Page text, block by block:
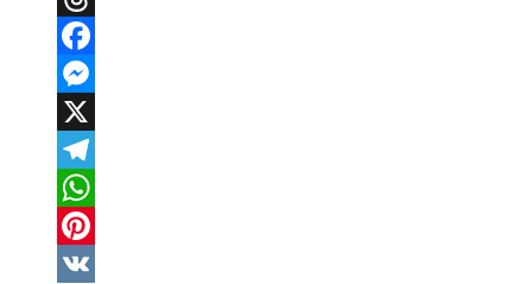
Threads
Facebook
Messenger
X
Telegram
WhatsApp
Pinterest